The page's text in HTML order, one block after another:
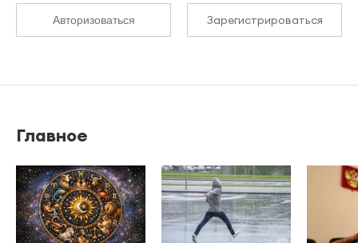
Авторизоваться Зарегистрироваться
Главное